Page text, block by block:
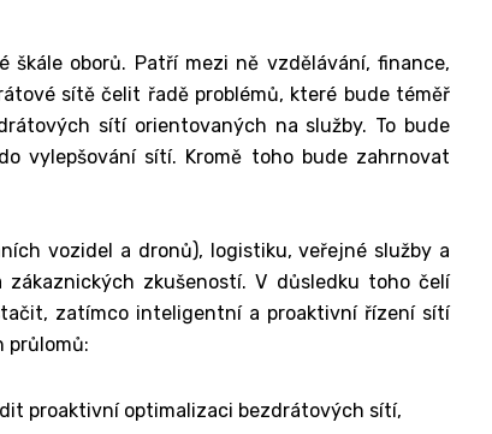
oborů. Patří mezi ně vzdělávání, finance,
sítě čelit řadě problémů, které bude téměř
sítí orientovaných na služby. To bude
vylepšování sítí. Kromě toho bude zahrnovat
vozidel a dronů), logistiku, veřejné služby a
zkušeností. V důsledku toho čelí
zatímco inteligentní a proaktivní řízení sítí
průlomů:
proaktivní optimalizaci bezdrátových sítí,